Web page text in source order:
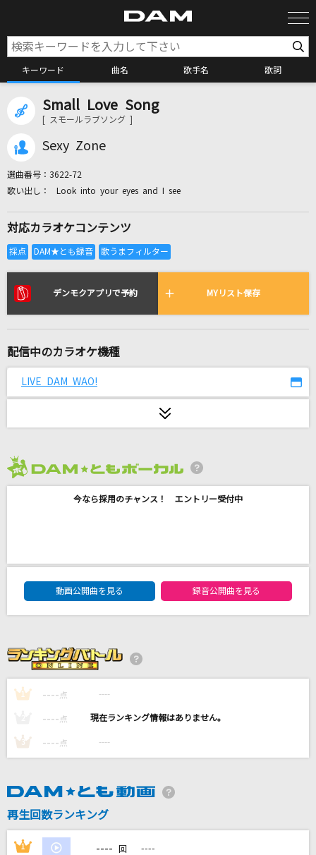
キーワード 曲名 歌手名 歌詞
カラオケ検索
全国りれき
リアルタイムで歌われている曲の一覧
夜の踊り子
silent
君が好きだと叫びたい
back number
[オリカラ]Bad Apple!! feat. nomico
Alstroemeria Records
Bonnie Butterfly
やすなとソーニャ(cv:赤崎千夏・田村睦心)
Small Love Song
[ スモールラブソング ]
Sexy Zone
選曲番号： 3622-72
Look into your eyes and I see
対応カラオケコンテンツ
デンモクアプリで予約 MYリスト保存
配信中のカラオケ機種
LIVE DAM WAO!
今なら採用のチャンス！ エントリー受付中
DAM★ともボーカルエントリーランキング
動画公開曲を見る
録音公開曲を見る
1 ---- 点 ----
---- 点 ----
3 ---- 点 ----
再生回数ランキング
1 ---- 回 ----